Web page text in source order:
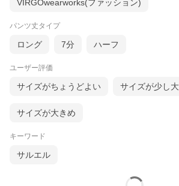
VIRGOwearworks(ファッション)
パンツ丈タイプ
ロング 7分 ハーフ
ユーザー評価
サイズがちょうどよい サイズが少し
サイズが大きめ
キーワード
サルエル